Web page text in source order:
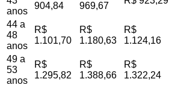
anos
904,84
969,67
44 a
48
anos
R$
1.101,70
R$
1.180,63
R$
1.124,16
49 a
53
anos
R$
1.295,82
R$
1.388,66
R$
1.322,24